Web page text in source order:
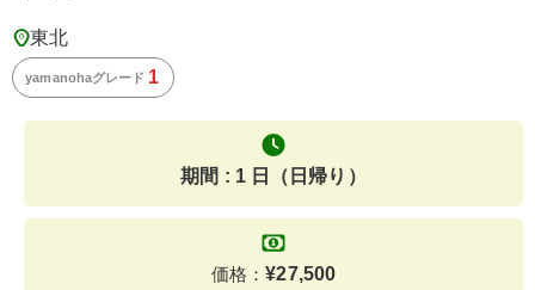
東北
yamanohaグレード 1
期間 : 1 日（日帰り）
価格：¥27,500